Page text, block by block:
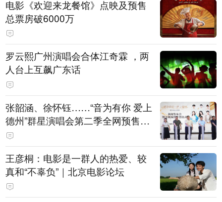
电影《欢迎来龙餐馆》点映及预售
总票房破6000万
罗云熙广州演唱会合体江奇霖 ，两
人台上互飙广东话
张韶涵、徐怀钰……“音为有你 爱上
德州”群星演唱会第二季全网预售开
票
王彦桐：电影是一群人的热爱、较
真和“不辜负”｜北京电影论坛